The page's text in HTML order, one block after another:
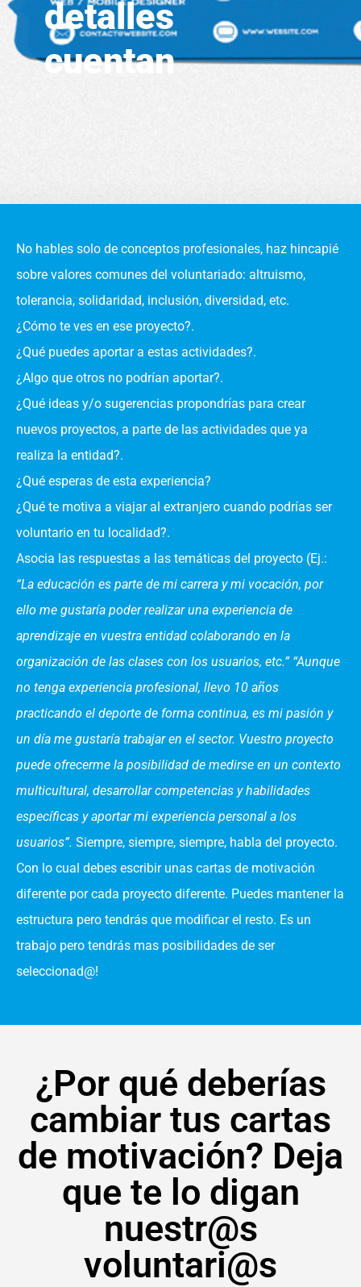
detalles
cuentan
No hables solo de conceptos profesionales, haz hincapié
sobre valores comunes del voluntariado: altruismo,
tolerancia, solidaridad, inclusión, diversidad, etc.
¿Cómo te ves en ese proyecto?.
¿Qué puedes aportar a estas actividades?.
¿Algo que otros no podrían aportar?.
¿Qué ideas y/o sugerencias propondrías para crear
nuevos proyectos, a parte de las actividades que ya
realiza la entidad?.
¿Qué esperas de esta experiencia?
¿Qué te motiva a viajar al extranjero cuando podrías ser
voluntario en tu localidad?.
Asocia las respuestas a las temáticas del proyecto (Ej.:
“La educación es parte de mi carrera y mi vocación, por
ello me gustaría poder realizar una experiencia de
aprendizaje en vuestra entidad colaborando en la
organización de las clases con los usuarios, etc.” “Aunque
no tenga experiencia profesional, llevo 10 años
practicando el deporte de forma continua, es mi pasión y
un día me gustaría trabajar en el sector. Vuestro proyecto
puede ofrecerme la posibilidad de medirse en un contexto
multicultural, desarrollar competencias y habilidades
específicas y aportar mi experiencia personal a los
usuarios”. Siempre, siempre, siempre, habla del proyecto.
Con lo cual debes escribir unas cartas de motivación
diferente por cada proyecto diferente. Puedes mantener la
estructura pero tendrás que modificar el resto. Es un
trabajo pero tendrás mas posibilidades de ser
seleccionad@!
¿Por qué deberías
cambiar tus cartas
de motivación? Deja
que te lo digan
nuestr@s
voluntari@s